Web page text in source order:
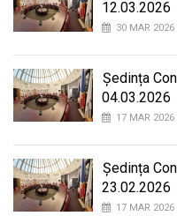
12.03.2026
30 MAR 2026
Ședința
04.03.2026
17 MAR 2026
Ședința
23.02.2026
17 MAR 2026